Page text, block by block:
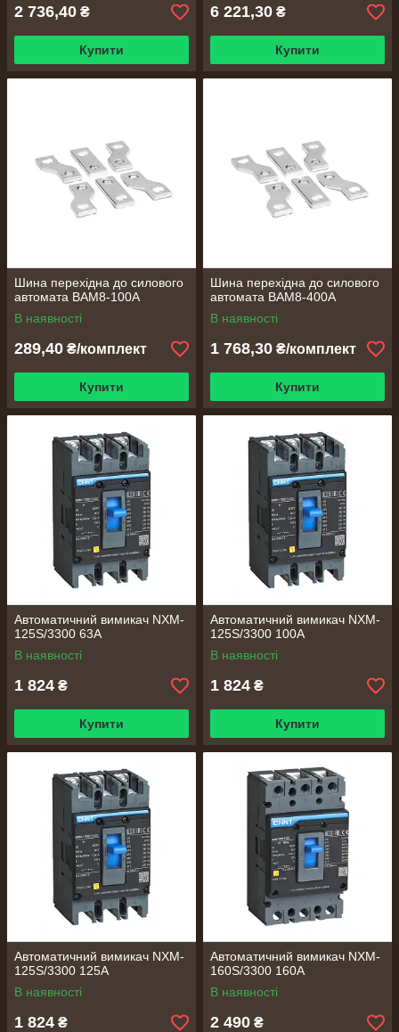
2 736,40 ₴
Купити
6 221,30 ₴
Купити
Шина перехідна до силового
автомата ВАМ8-100A
В наявності
289,40 ₴/комплект
Купити
Шина перехідна до силового
автомата ВАМ8-400A
В наявності
1 768,30 ₴/комплект
Купити
Автоматичний вимикач NXM-
125S/3300 63A
В наявності
1 824 ₴
Купити
Автоматичний вимикач NXM-
125S/3300 100A
В наявності
1 824 ₴
Купити
Автоматичний вимикач NXM-
125S/3300 125A
В наявності
1 824 ₴
Автоматичний вимикач NXM-
160S/3300 160A
В наявності
2 490 ₴